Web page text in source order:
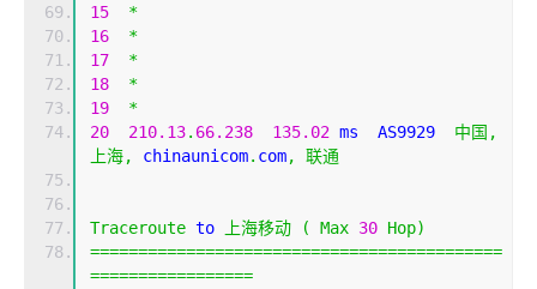
15
*
16
*
17
*
18
*
19
*
20
210.13. 66.238 135.02 ms  AS9929 中国,
上海,
chinaunicom. com, 联通
Traceroute to 上海移动 ( Max 30 Hop)
===========================================
=================